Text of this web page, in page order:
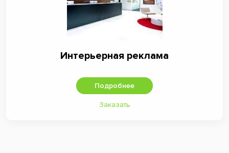
Интерьерная реклама
Подробнее
Заказать